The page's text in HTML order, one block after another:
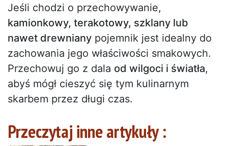
Jeśli chodzi o przechowywanie,
kamionkowy, terakotowy, szklany lub
nawet drewniany pojemnik jest idealny do
zachowania jego właściwości smakowych.
Przechowuj go z dala od wilgoci i światła,
abyś mógł cieszyć się tym kulinarnym
skarbem przez długi czas.
Przeczytaj inne artykuły :